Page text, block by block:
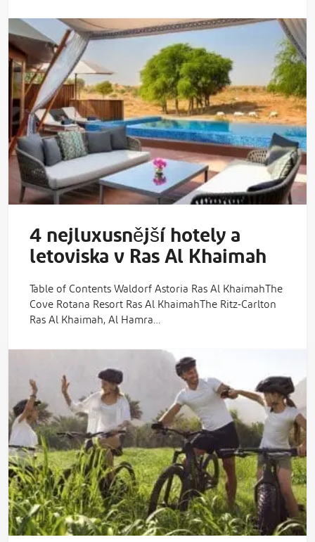
4 nejluxusnější hotely a
letoviska v Ras Al Khaimah
Table of Contents Waldorf Astoria Ras Al KhaimahThe
Cove Rotana Resort Ras Al KhaimahThe Ritz-Carlton
Ras Al Khaimah, Al Hamra…